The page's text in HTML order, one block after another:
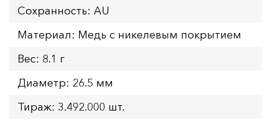
Сохранность: AU
Материал: Медь с никелевым покрытием
Вес: 8.1 г
Диаметр: 26.5 мм
Тираж: 3.492.000 шт.